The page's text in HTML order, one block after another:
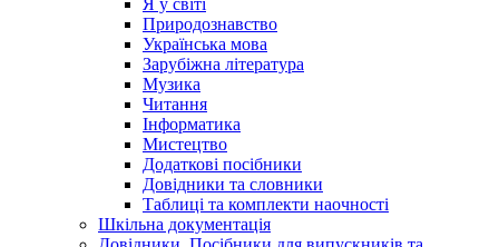
Я у світі
Природознавство
Українська мова
Зарубіжна література
Музика
Читання
Інформатика
Мистецтво
Додаткові посібники
Довідники та словники
Таблиці та комплекти наочності
Шкільна документація